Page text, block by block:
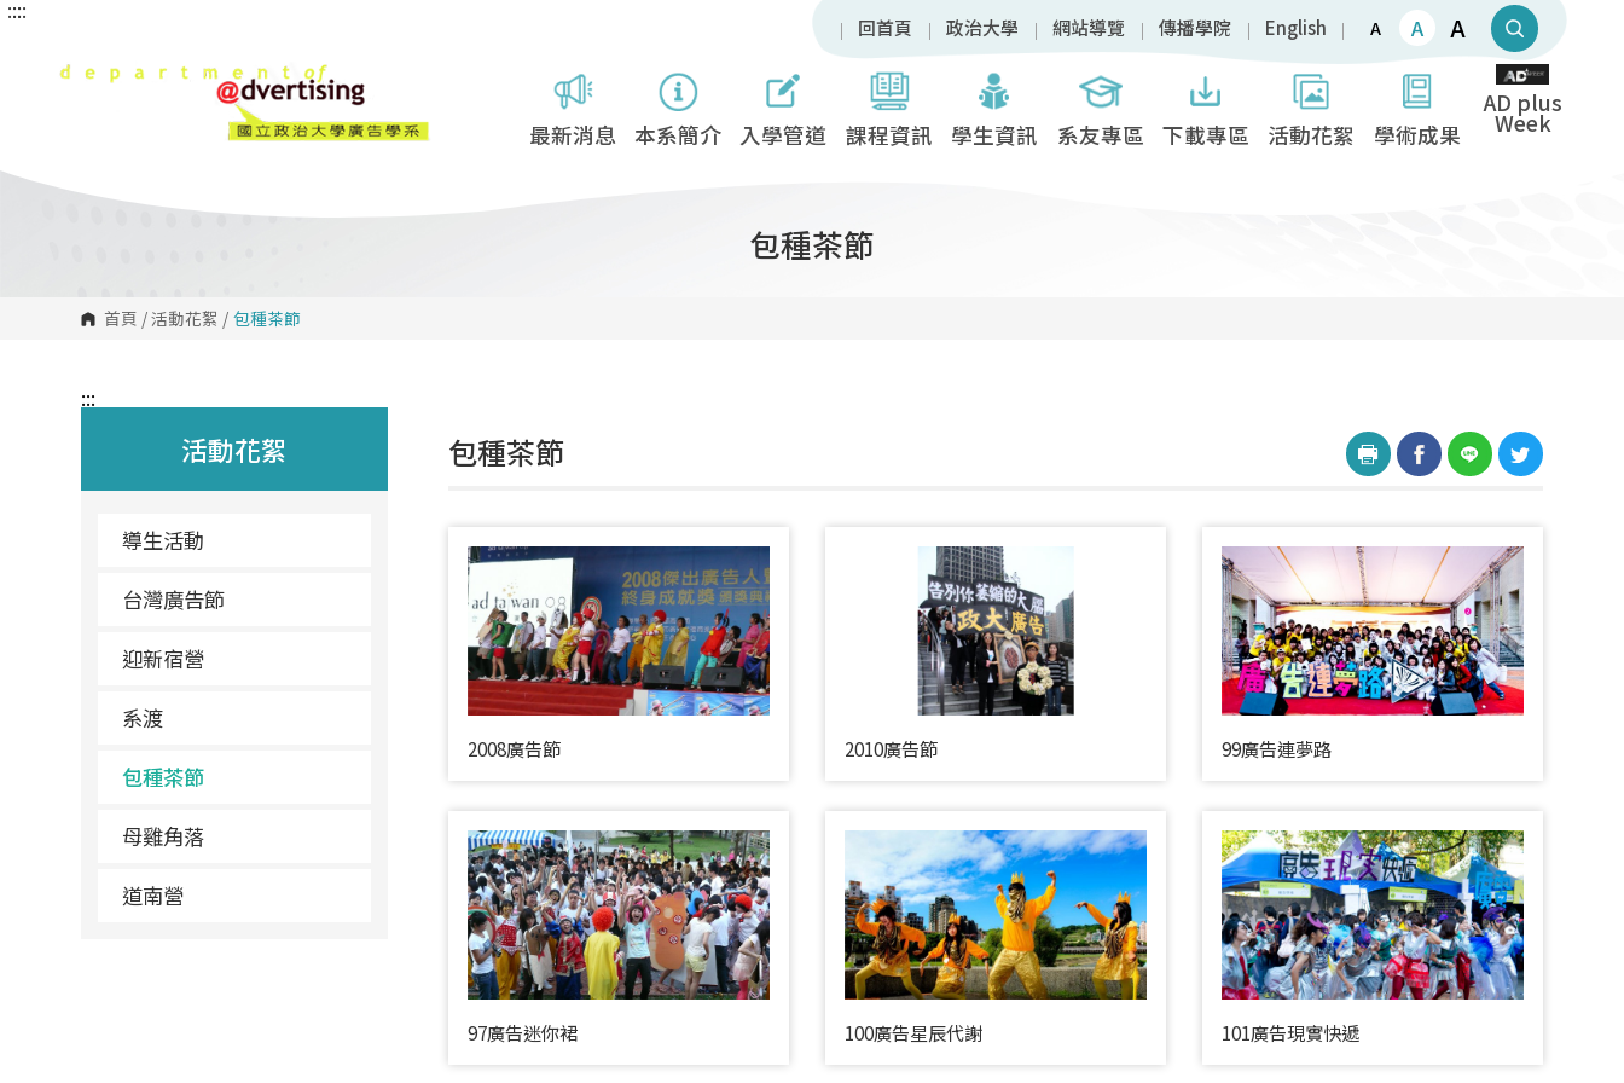
跳
:::
回首頁 政治大學 網站導覽 傳播學院 English A A A
最新消息 本系簡介 入學管道 課程資訊 學生資訊 系友專區 下載專區 活動花絮 學術成果
AD plus
Week
包種茶節
首頁 /活動花絮 / 包種茶節
:::
活動花絮
導生活動
台灣廣告節
迎新宿營
系渡
包種茶節
母雞角落
道南營
:::
包種茶節
2008廣告節 2010廣告節 99廣告連夢路
97廣告迷你裙 100廣告星辰代謝 101廣告現實快遞